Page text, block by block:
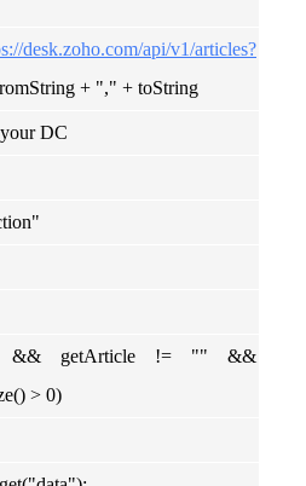
desk.zoho.com/api/v1/articles?
+ "," + toString
DC
&& getArticle != "" &&
> 0)